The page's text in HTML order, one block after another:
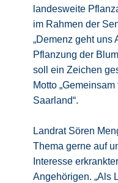
landesweite
im Rahmen der
„Demenz geht uns
Pflanzung der
soll ein Zeichen
Motto
Saarland“.
Landrat Sören
Thema gerne auf
Interesse
Angehörigen. „Als